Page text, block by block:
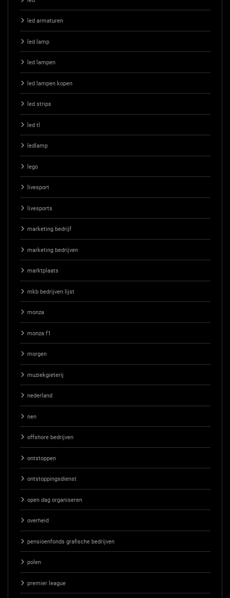
led armaturen
led lamp
led lampen
led lampen kopen
led strips
led tl
ledlamp
lego
livesport
livesports
marketing bedrijf
marketing bedrijven
marktplaats
mkb bedrijven lijst
monza
monza f1
morgen
muziekgieterij
nederland
nen
offshore bedrijven
ontstoppen
ontstoppingsdienst
open dag organiseren
overheid
pensioenfonds grafische bedrijven
polen
premier league